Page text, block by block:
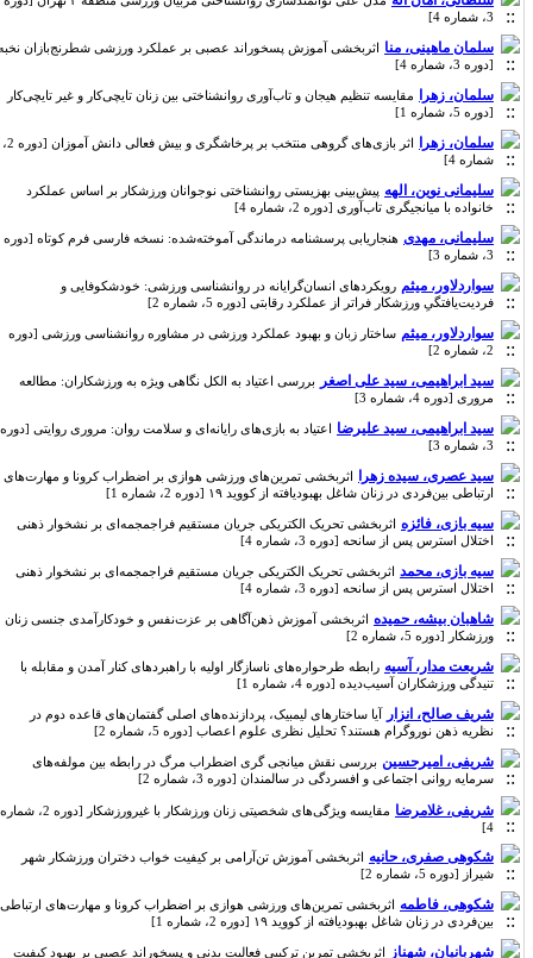
3، شماره 4]
سلمان ماهینی، منا اثربخشی آموزش پسخوراند عصبی بر عملکرد ورزشی شطرنج‌بازان نخبه
[دوره 3، شماره 4]
سلمان، زهرا مقایسه تنظیم هیجان و تاب‌آوری روانشناختی بین زنان تایچی‌کار و غیر تایچی‌کار
[دوره 5، شماره 1]
سلمان، زهرا
اثر بازی‌های گروهی منتخب بر پرخاشگری و بیش فعالی دانش آموزان [دوره 2،
شماره 4]
سلیمانی نوین، الهه پیش‌بینی بهزیستی روانشناختی نوجوانان ورزشکار بر اساس عملکرد
خانواده با میانجیگری تاب‌آوری [دوره 2، شماره 4]
سلیمانی، مهدی هنجاریابی پرسشنامه درماندگی آموخته‌شده: نسخه فارسی فرم کوتاه [دوره
3، شماره 3]
سواردلاور، میثم رویکردهای انسان‌گرایانه در روانشناسی ورزشی: خودشکوفایی و
فردیت‌یافتگیِ ورزشکار فراتر از عملکرد رقابتی [دوره 5، شماره 2]
سواردلاور، میثم ساختار زبان و بهبود عملکرد ورزشی در مشاوره روانشناسی ورزشی [دوره
2، شماره 2]
سید ابراهیمی، سید علی اصغر بررسی اعتیاد به الکل نگاهی ویژه به ورزشکاران: مطالعه
مروری [دوره 4، شماره 3]
سید ابراهیمی، سید علیرضا اعتیاد به بازی‌های رایانه‌ای و سلامت روان: مروری روایتی [دوره
3، شماره 3]
سید عصری، سیده زهرا اثربخشی تمرین‌های ورزشی هوازی بر اضطراب کرونا و مهارت‌های
ارتباطی بین‌فردی در زنان شاغل بهبودیافته از کووید ۱۹ [دوره 2، شماره 1]
سیه بازی، فائزه اثربخشی تحریک الکتریکی جریان مستقیم فراجمجمه‌ای بر نشخوار ذهنی
اختلال استرس پس از سانحه [دوره 3، شماره 4]
سیه بازی، محمد اثربخشی تحریک الکتریکی جریان مستقیم فراجمجمه‌ای بر نشخوار ذهنی
اختلال استرس پس از سانحه [دوره 3، شماره 4]
شاهبان بیشه، حمیده اثربخشی آموزش ذهن‌آگاهی بر عزت‌نفس و خودکارآمدی جنسی زنان
ورزشکار [دوره 5، شماره 2]
شریعت مدار، آسیه رابطه طرحواره‌های ناسازگار اولیه با راهبردهای کنار آمدن و مقابله با
تنیدگی ورزشکاران آسیب‌دیده [دوره 4، شماره 1]
شریف صالح، انزار آیا ساختارهای لیمبیک، پردازنده‌های اصلی گفتمان‌های قاعده دوم در
نظریه ذهن نوروگرام هستند؟ تحلیل نظری علوم اعصاب [دوره 5، شماره 2]
شریفی، امیرحسین بررسی نقش میانجی گری اضطراب مرگ در رابطه بین مولفه‌های
سرمایه روانی اجتماعی و افسردگی در سالمندان [دوره 3، شماره 2]
شریفی، غلامرضا
مقایسه ویژگی‌های شخصیتی زنان ورزشکار با غیرورزشکار [دوره 2، شماره
4]
شکوهی صفری، حانیه اثربخشی آموزش تن‌آرامی بر کیفیت خواب دختران ورزشکار شهر
شیراز [دوره 5، شماره 2]
شکوهی، فاطمه اثربخشی تمرین‌های ورزشی هوازی بر اضطراب کرونا و مهارت‌های ارتباطی
بین‌فردی در زنان شاغل بهبودیافته از کووید ۱۹ [دوره 2، شماره 1]
شهربانیان، شهناز اثربخشی تمرین ترکیبی فعالیت بدنی و پسخوراند عصبی بر بهبود کیفیت